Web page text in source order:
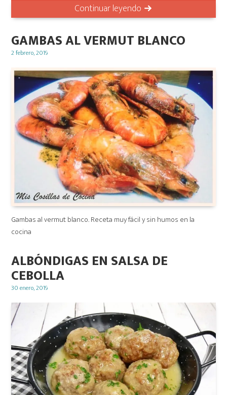
Continuar leyendo
GAMBAS AL VERMUT BLANCO
Posted
2 febrero, 2019
Gambas al vermut blanco. Receta muy fácil y sin humos en la
cocina
ALBÓNDIGAS EN SALSA DE
CEBOLLA
Posted
30 enero, 2019